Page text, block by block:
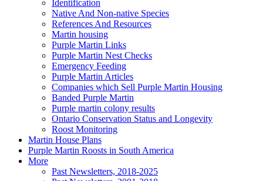
Identification
Native And Non-native Species
References And Resources
Martin housing
Purple Martin Links
Purple Martin Nest Checks
Emergency Feeding
Purple Martin Articles
Companies which Sell Purple Martin Housing
Banded Purple Martin
Purple martin colony results
Ontario Conservation Status and Longevity
Roost Monitoring
Martin House Plans
Purple Martin Roosts in South America
More
Past Newsletters, 2018-2025